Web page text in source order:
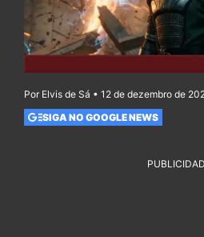
Por Elvis de Sá • 12 de dezembro de
SIGA NO GOOGLE NEWS